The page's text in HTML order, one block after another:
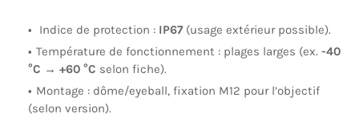
Indice de protection : IP67(usage extérieur possible).
Température de fonctionnement : plages larges (ex. -40
°C → +60 °C selon fiche).
Montage : dôme/eyeball, fixation M12 pour l’objectif
(selon version).